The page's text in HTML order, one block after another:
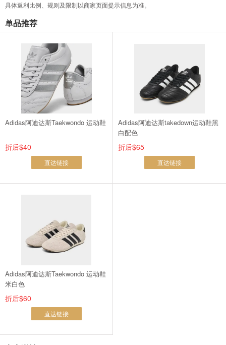
具体返利比例、规则及限制以商家页面提示信息为准。
单品推荐
Adidas阿迪达斯Taekwondo 运动鞋
折后$40
直达链接
Adidas阿迪达斯takedown运动鞋黑
白配色
折后$65
直达链接
Adidas阿迪达斯Taekwondo 运动鞋
米白色
折后$60
直达链接